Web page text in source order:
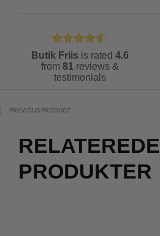
Butik Friis is rated 4.6
from 81 reviews &
testimonials
PREVIOUS PRODUCT
RELATEREDE
PRODUKTER